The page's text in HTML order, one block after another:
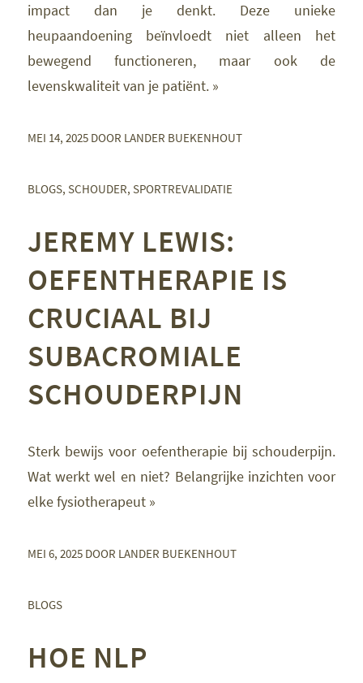
impact dan je denkt. Deze unieke
heupaandoening beïnvloedt niet alleen het
bewegend functioneren, maar ook de
levenskwaliteit van je patiënt. »
MEI 14, 2025 DOOR LANDER BUEKENHOUT
BLOGS, SCHOUDER, SPORTREVALIDATIE
JEREMY LEWIS:
OEFENTHERAPIE IS
CRUCIAAL BIJ
SUBACROMIALE
SCHOUDERPIJN
Sterk bewijs voor oefentherapie bij schouderpijn.
Wat werkt wel en niet? Belangrijke inzichten voor
elke fysiotherapeut »
MEI 6, 2025 DOOR LANDER BUEKENHOUT
BLOGS
HOE NLP